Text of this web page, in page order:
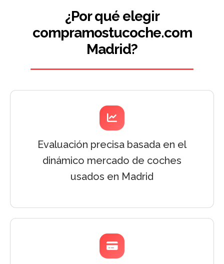
¿Por qué elegir
compramostucoche.com
Madrid?
Evaluación precisa basada en el
dinámico mercado de coches
usados en Madrid